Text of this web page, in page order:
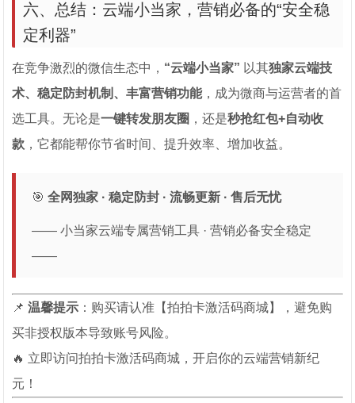
六、总结：云端小当家，营销必备的“安全稳
定利器”
在竞争激烈的微信生态中， “云端小当家” 以其独家云端技
术、稳定防封机制、丰富营销功能，成为微商与运营者的首
选工具。无论是一键转发朋友圈 ，还是秒抢红包+自动收
款 ，它都能帮你节省时间、提升效率、增加收益。
🎯全网独家 · 稳定防封 · 流畅更新 · 售后无忧
—— 小当家云端专属营销工具 · 营销必备安全稳定
——
📌温馨提示 ：购买请认准【拍拍卡激活码商城】，避免购
买非授权版本导致账号风险。
🔥 立即访问拍拍卡激活码商城，开启你的云端营销新纪
元！